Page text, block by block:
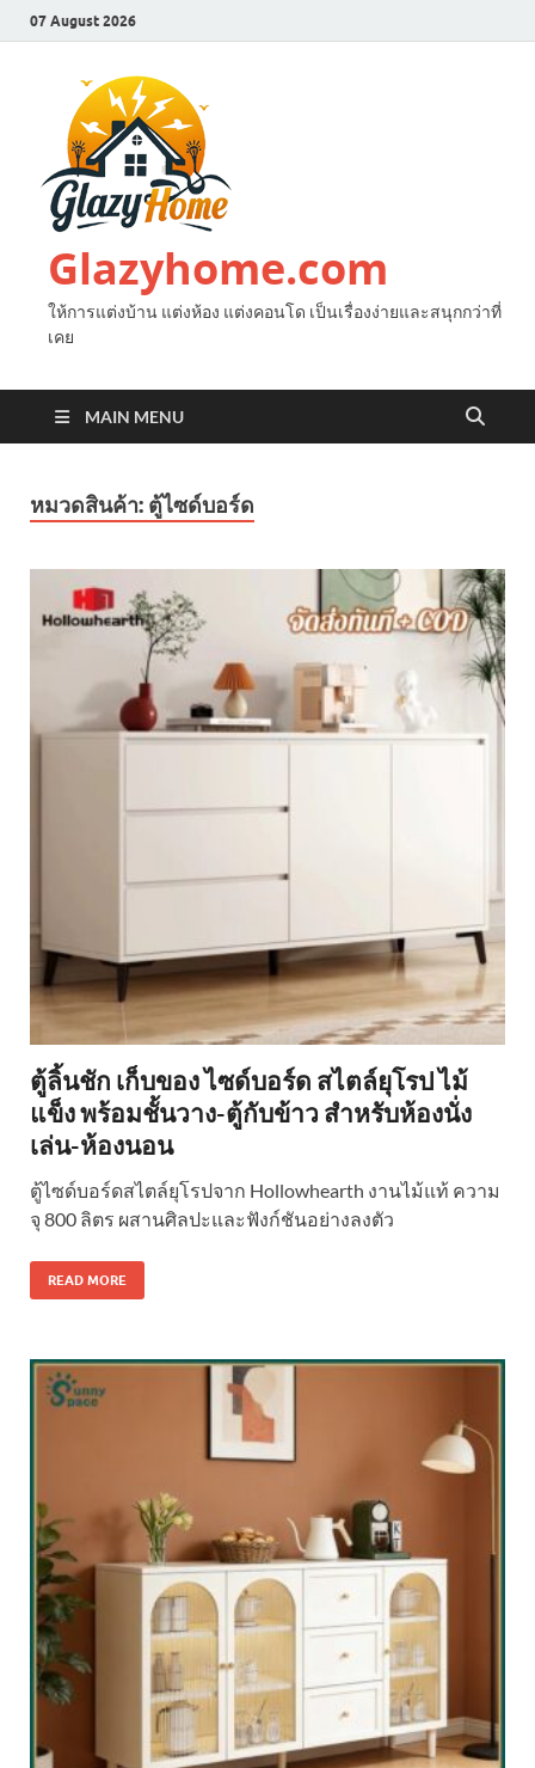
07 August 2026
Glazyhome.com
ให้การแต่งบ้าน แต่งห้อง แต่งคอนโด เป็นเรื่องง่ายและสนุกกว่าที่
เคย
MAIN MENU
หมวดสินค้า: ตู้ไซด์บอร์ด
ตู้ลิ้นชัก เก็บของ ไซด์บอร์ด สไตล์ยุโรป ไม้
แข็ง พร้อมชั้นวาง-ตู้กับข้าว สำหรับห้องนั่ง
เล่น-ห้องนอน
ตู้ไซด์บอร์ดสไตล์ยุโรปจาก Hollowhearth งานไม้แท้ ความ
จุ 800 ลิตร ผสานศิลปะและฟังก์ชันอย่างลงตัว
READ MORE